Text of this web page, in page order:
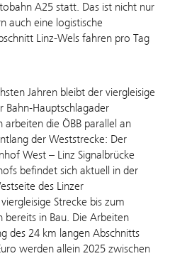
A25 statt. Das ist nicht nur
auch eine logistische
Linz-Wels fahren pro Tag
Jahren bleibt der viergleisige
Bahn-Hauptschlagader
die ÖBB parallel an
der Weststrecke: Der
West – Linz Signalbrücke
befindet sich aktuell in der
des Linzer
Strecke bis zum
bereits in Bau. Die Arbeiten
des 24 km langen Abschnitts
werden allein 2025 zwischen